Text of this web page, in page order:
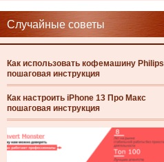
Случайные советы
Как использовать кофемашину Philips
пошаговая инструкция
Как настроить iPhone 13 Про Макс
пошаговая инструкция